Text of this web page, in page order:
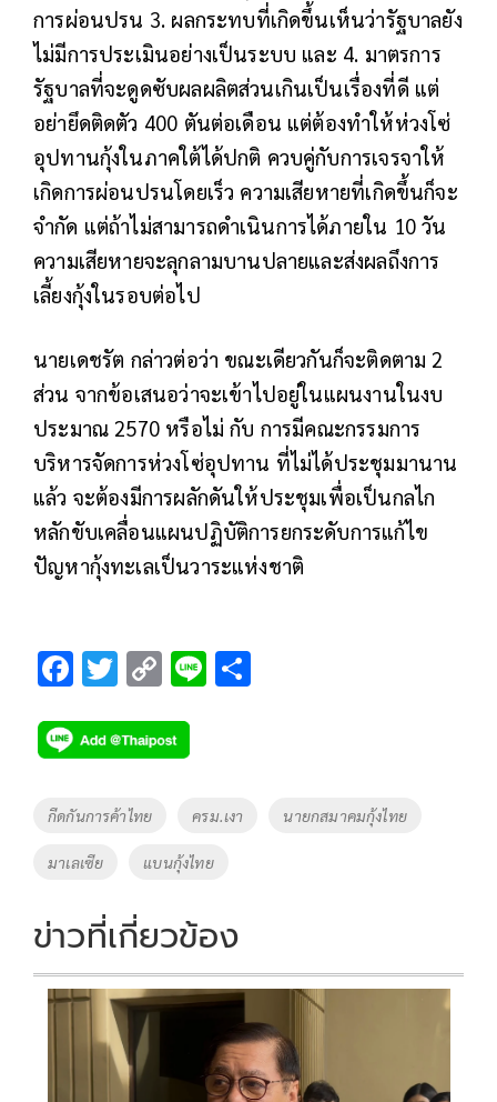
การผ่อนปรน 3. ผลกระทบที่เกิดขึ้นเห็นว่ารัฐบาลยัง
ไม่มีการประเมินอย่างเป็นระบบ และ 4. มาตรการ
รัฐบาลที่จะดูดซับผลผลิตส่วนเกินเป็นเรื่องที่ดี แต่
อย่ายึดติดตัว 400 ตันต่อเดือน แต่ต้องทำให้ห่วงโซ่
อุปทานกุ้งในภาคใต้ได้ปกติ ควบคู่กับการเจรจาให้
เกิดการผ่อนปรนโดยเร็ว ความเสียหายที่เกิดขึ้นก็จะ
จำกัด แต่ถ้าไม่สามารถดำเนินการได้ภายใน 10 วัน
ความเสียหายจะลุกลามบานปลายและส่งผลถึงการ
เลี้ยงกุ้งในรอบต่อไป
นายเดชรัต กล่าวต่อว่า ขณะเดียวกันก็จะติดตาม 2
ส่วน จากข้อเสนอว่าจะเข้าไปอยู่ในแผนงานในงบ
ประมาณ 2570 หรือไม่ กับ การมีคณะกรรมการ
บริหารจัดการห่วงโซ่อุปทาน ที่ไม่ได้ประชุมมานาน
แล้ว จะต้องมีการผลักดันให้ประชุมเพื่อเป็นกลไก
หลักขับเคลื่อนแผนปฏิบัติการยกระดับการแก้ไข
ปัญหากุ้งทะเลเป็นวาระแห่งชาติ
F
e
b
o
o
k
T
tt
er
C
p
y
n
k
Li
Tags
กีดกันการค้าไทย ครม.เงา นายกสมาคมกุ้งไทย
มาเลเซีย แบนกุ้งไทย
ข่าวที่เกี่ยวข้อง